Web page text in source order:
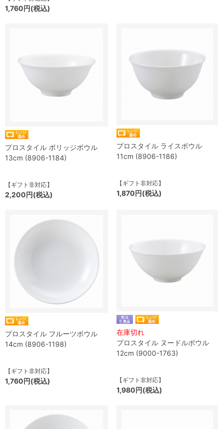
1,760円(税込)
プロスタイル ポリッジボウル
13cm (8906-1184)
【ギフト非対応】
2,200円(税込)
プロスタイル ライスボウル
11cm (8906-1186)
【ギフト非対応】
1,870円(税込)
プロスタイル フルーツボウル
14cm (8906-1198)
【ギフト非対応】
1,760円(税込)
在庫切れ
プロスタイル ヌードルボウル
12cm (9000-1763)
【ギフト非対応】
1,980円(税込)